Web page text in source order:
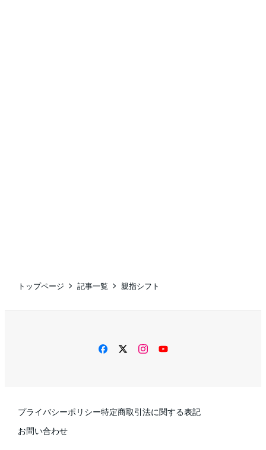
トップページ 記事一覧 親指シフト
facebooktwitterinstagram
YouTube
プライバシーポリシー特定商取引法に関する表記
お問い合わせ